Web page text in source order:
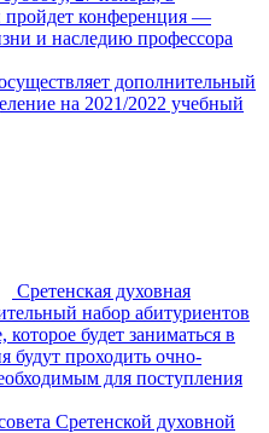
пройдет конференция —
и наследию профессора
дополнительный
на 2021/2022 учебный
Сретенская духовная
набор абитуриентов
будет заниматься в
будут проходить очно-
для поступления
Сретенской духовной